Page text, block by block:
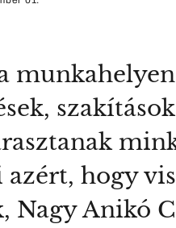
hogy
Nagy Anikó